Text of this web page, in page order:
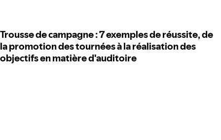
Trousse de campagne : 7 exemples de réussite, de
la promotion des tournées à la réalisation des
objectifs en matière d'auditoire